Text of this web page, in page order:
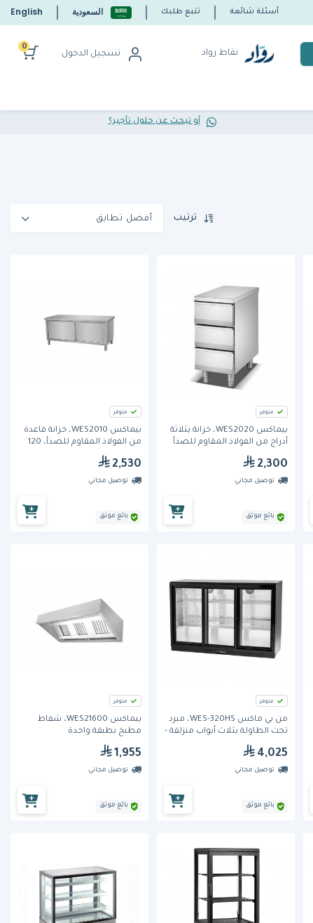
أسئلة شائعة تتبع طلبك السعودية English
نقاط رواد تسجيل الدخول
0
أو تبحث عن حلول تأجير؟
ترتيب أفضل تطابق
متوفر
بيماكس WES2020، خزانة بثلاثة
أدراج من الفولاذ المقاوم للصدأ
2,300
توصيل مجاني
بائع موثق
متوفر
بيماكس WES2010، خزانة قاعدة
من الفولاذ المقاوم للصدأ، 120
2,530
توصيل مجاني
بائع موثق
متوفر
من بي ماكس WES-320HS، مبرد
تحت الطاولة بثلاث أبواب منزلقة -
4,025
توصيل مجاني
بائع موثق
متوفر
بيماكس WES21600، شفاط
مطبخ بطبقة واحدة
1,955
توصيل مجاني
بائع موثق